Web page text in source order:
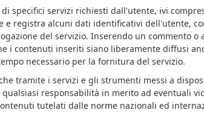
specifici servizi richiesti dall'utente, ivi
registra alcuni dati identificativi dell'utente,
del servizio. Inserendo un commento o
i contenuti inseriti siano liberamente diffusi
necessario per la fornitura del servizio.
tramite i servizi e gli strumenti messi a
responsabilità in merito ad eventuali
tutelati dalle norme nazionali ed